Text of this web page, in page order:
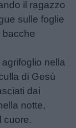
il ragazzo
sulle foglie
bacche
agrifoglio nella
di Gesù
dai
notte,
cuore.